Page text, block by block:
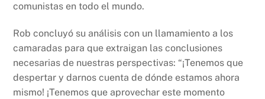
comunistas en todo el mundo.
Rob concluyó su análisis con un llamamiento a los
camaradas para que extraigan las conclusiones
necesarias de nuestras perspectivas: “¡Tenemos que
despertar y darnos cuenta de dónde estamos ahora
mismo! ¡Tenemos que aprovechar este momento